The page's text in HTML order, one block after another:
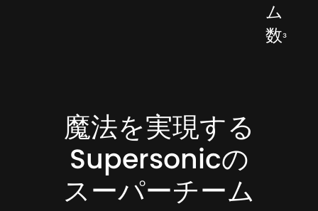
ム
数³
魔法を実現する
Supersonicの
スーパーチーム